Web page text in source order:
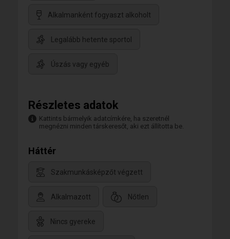
Alkalmanként fogyaszt alkoholt
Legalább hetente sportol
Úszás vagy egyéb
Részletes adatok
Kattints bármelyik adatcímkére, ha szeretnél
megnézni minden társkeresőt, aki ezt állította be.
Háttér
Szakmunkásképzőt végzett
Alkalmazott Nőtlen
Nincs gyereke